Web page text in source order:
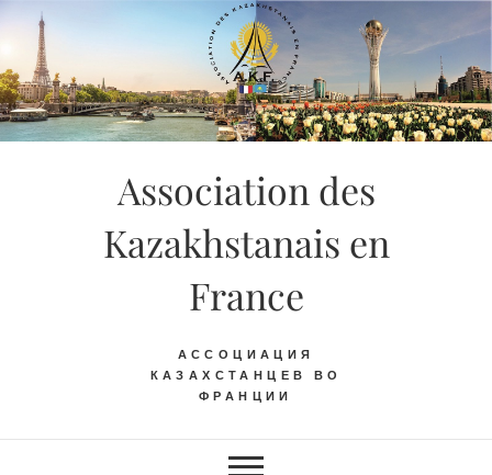
Skip
content
Association des
Kazakhstanais en
France
АССОЦИАЦИЯ
КАЗАХСТАНЦЕВ ВО
ФРАНЦИИ